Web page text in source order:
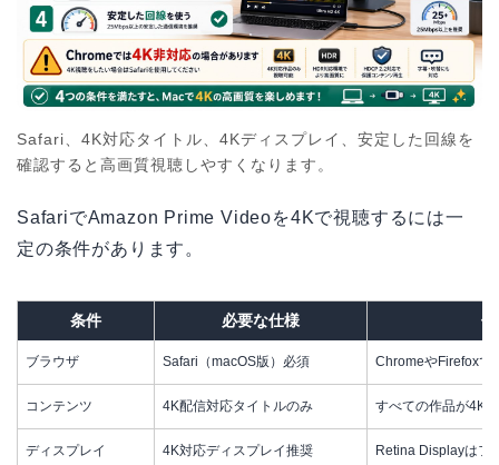
Safari、4K対応タイトル、4Kディスプレイ、安定した回線を
確認すると高画質視聴しやすくなります。
SafariでAmazon Prime Videoを4Kで視聴するには一
定の条件があります。
条件 必要な仕様
ブラウザ Safari（macOS版）必須 ChromeやFirefoxで
コンテンツ 4K配信対応タイトルのみ すべての作品が4K
ディスプレイ 4K対応ディスプレイ推奨 Retina Displayはフ